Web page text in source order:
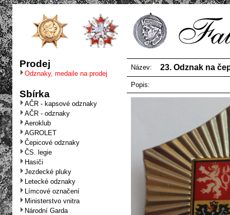
Prodej
Odznaky, medaile na prodej
Sbírka
AČR - kapsové odznaky
AČR - odznaky
Aeroklub
AGROLET
Čepicové odznaky
ČS. legie
Hasiči
Jezdecké pluky
Letecké odznaky
Límcové označení
Ministerstvo vnitra
Národní Garda
Název: 23. Odznak na
Popis: